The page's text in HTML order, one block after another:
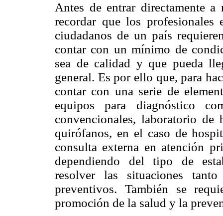
Antes de entrar directamente a
recordar que los
ciudadanos de un país
contar con un mínimo de
sea de calidad y que pueda
general. Es por ello que, para
contar con una serie de
equipos para diagnóstico
convencionales, laboratorio de
quirófanos, en el caso de
consulta externa en atención
dependiendo del tipo de
resolver las situaciones
preventivos. También se
promoción de la salud y la